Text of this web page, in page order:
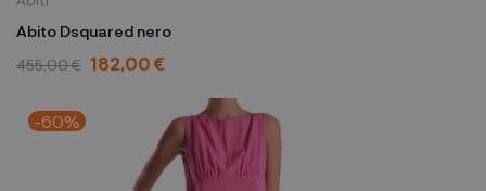
Abito Dsquared nero
455,00 € 182,00 €
-60%